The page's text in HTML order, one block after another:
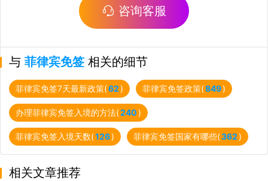
咨询客服
与 菲律宾免签 相关的细节
菲律宾免签7天最新政策(62) 菲律宾免签政策(849)
办理菲律宾免签入境的方法(240)
菲律宾免签入境天数(126) 菲律宾免签国家有哪些(362)
相关文章推荐